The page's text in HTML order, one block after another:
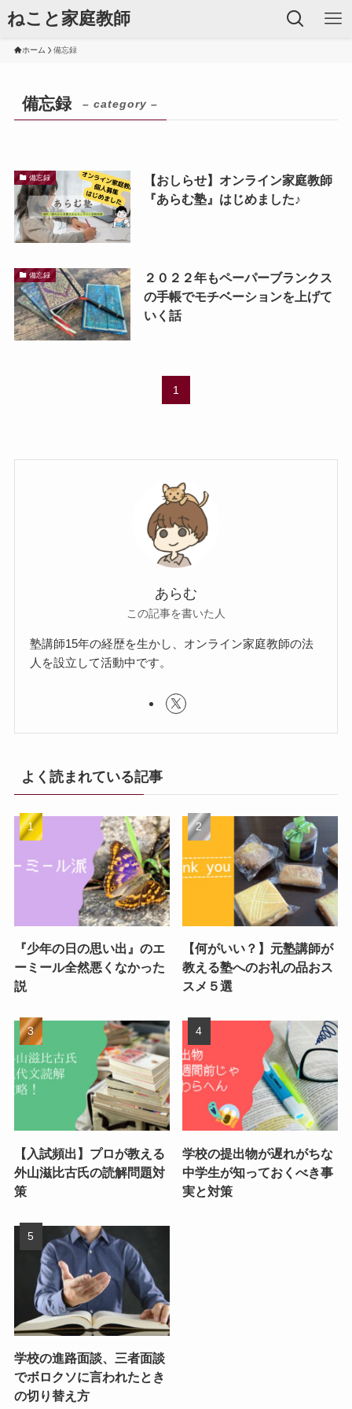
ねこと家庭教師
ホーム 備忘録
備忘録 – category –
備忘録
【おしらせ】オンライン家庭教師
『あらむ塾』はじめました♪
備忘録
２０２２年もペーパーブランクス
の手帳でモチベーションを上げて
いく話
1
あらむ
この記事を書いた人
塾講師15年の経歴を生かし、オンライン家庭教師の法
人を設立して活動中です。
よく読まれている記事
『少年の日の思い出』のエ
ーミール全然悪くなかった
説
【何がいい？】元塾講師が
教える塾へのお礼の品おス
スメ５選
【入試頻出】プロが教える
外山滋比古氏の読解問題対
策
学校の提出物が遅れがちな
中学生が知っておくべき事
実と対策
学校の進路面談、三者面談
でボロクソに言われたとき
の切り替え方